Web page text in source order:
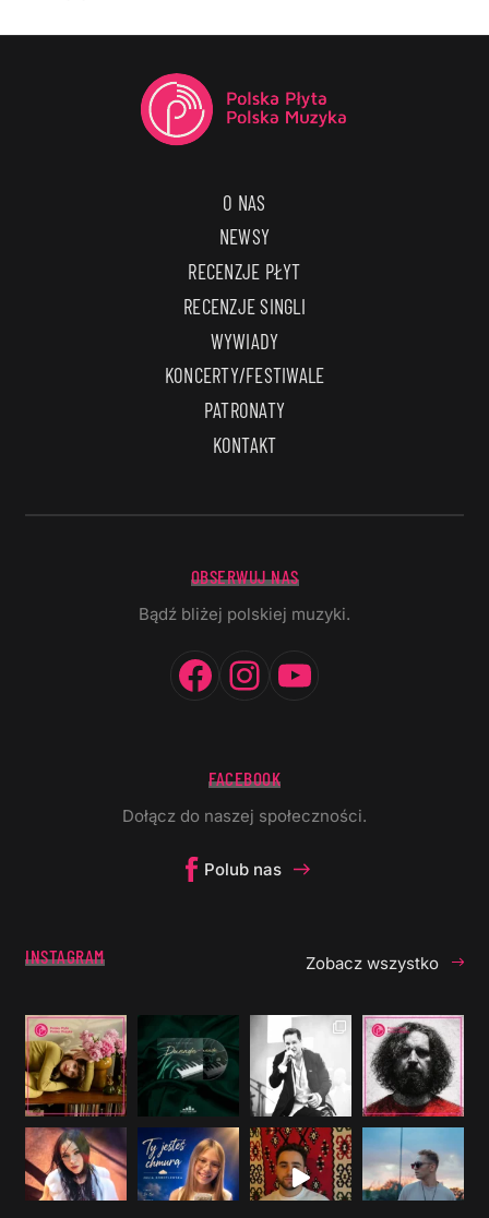
O NAS
NEWSY
RECENZJE PŁYT
RECENZJE SINGLI
WYWIADY
KONCERTY/FESTIWALE
PATRONATY
KONTAKT
OBSERWUJ NAS
Bądź bliżej polskiej muzyki.
Facebook
Instagram
FACEBOOK
Dołącz do naszej społeczności.
Polub nas
INSTAGRAM Zobacz wszystko